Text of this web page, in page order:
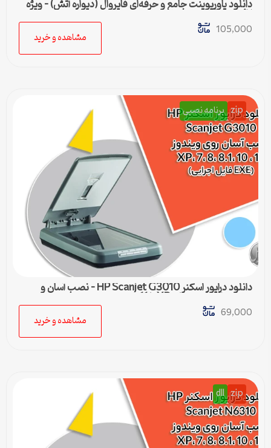
دانلود پاورپوینت جامع و حرفه‌ای فایروال (دیواره آتش) – ویژه
ارائه و پروژه
105,000
مشاهده و خرید
zip برنامه نصبی
دانلود درایور اسکنر HP Scanjet G3010 – نصب آسان و
سریع برای ویندوزهای XP تا 11
69,000
مشاهده و خرید
zip
dll